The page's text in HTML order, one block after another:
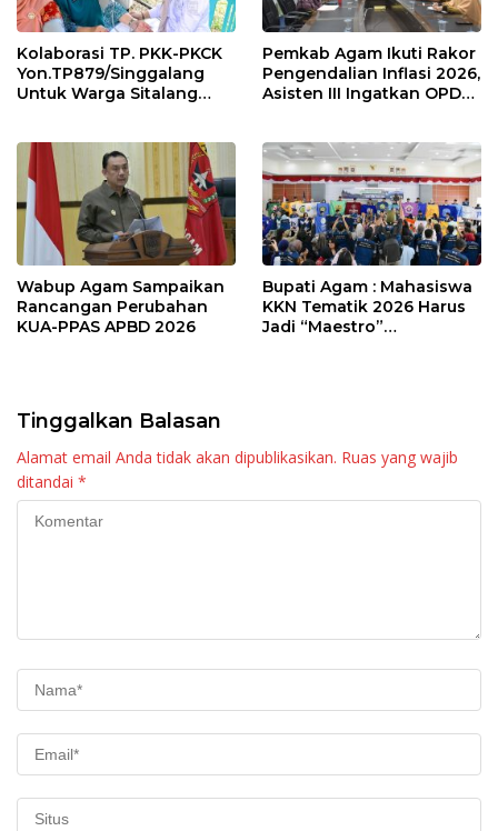
Kolaborasi TP. PKK-PKCK
Yon.TP879/Singgalang
Untuk Warga Sitalang
Pemkab Agam Ikuti Rakor
Pengendalian Inflasi 2026,
Asisten III Ingatkan OPD
Wabup Agam Sampaikan
Rancangan Perubahan
KUA-PPAS APBD 2026
Bupati Agam : Mahasiswa
KKN Tematik 2026 Harus
Jadi “Maestro”
Tinggalkan Balasan
Alamat email Anda tidak akan dipublikasikan. Ruas yang wajib
ditandai *